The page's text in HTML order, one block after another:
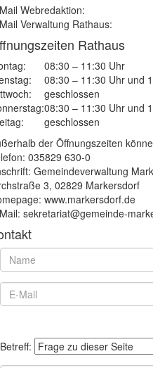
Webredaktion:
Verwaltung Rathaus:
Rathaus
08:30 – 11:30 Uhr
08:30 – 11:30 Uhr und
geschlossen
08:30 – 11:30 Uhr und
geschlossen
der Öffnungszeiten
035829 630-0
Gemeindeverwaltung
3, 02829 Markersdorf
www.markersdorf.de
sekretariat@gemeinde-
Betreff: